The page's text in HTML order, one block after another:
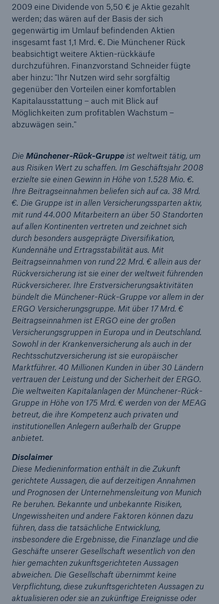
2009 eine Dividende von 5,50 € je Aktie gezahlt
werden; das wären auf der Basis der sich
gegenwärtig im Umlauf befindenden Aktien
insgesamt fast 1,1 Mrd. €. Die Münchener Rück
beabsichtigt weitere Aktien-rückkäufe
durchzuführen. Finanzvorstand Schneider fügte
aber hinzu: "Ihr Nutzen wird sehr sorgfältig
gegenüber den Vorteilen einer komfortablen
Kapitalausstattung – auch mit Blick auf
Möglichkeiten zum profitablen Wachstum –
abzuwägen sein."
Die Münchener-Rück-Gruppeist weltweit tätig, um
aus Risiken Wert zu schaffen. Im Geschäftsjahr 2008
erzielte sie einen Gewinn in Höhe von 1.528 Mio. €.
Ihre Beitragseinnahmen beliefen sich auf ca. 38 Mrd.
€. Die Gruppe ist in allen Versicherungssparten aktiv,
mit rund 44.000 Mitarbeitern an über 50 Standorten
auf allen Kontinenten vertreten und zeichnet sich
durch besonders ausgeprägte Diversifikation,
Kundennähe und Ertragsstabilität aus. Mit
Beitragseinnahmen von rund 22 Mrd. € allein aus der
Rückversicherung ist sie einer der weltweit führenden
Rückversicherer. Ihre Erstversicherungsaktivitäten
bündelt die Münchener-Rück-Gruppe vor allem in der
ERGO Versicherungsgruppe. Mit über 17 Mrd. €
Beitragseinnahmen ist ERGO eine der großen
Versicherungsgruppen in Europa und in Deutschland.
Sowohl in der Krankenversicherung als auch in der
Rechtsschutzversicherung ist sie europäischer
Marktführer. 40 Millionen Kunden in über 30 Ländern
vertrauen der Leistung und der Sicherheit der ERGO.
Die weltweiten Kapitalanlagen der Münchener-Rück-
Gruppe in Höhe von 175 Mrd. € werden von der MEAG
betreut, die ihre Kompetenz auch privaten und
institutionellen Anlegern außerhalb der Gruppe
anbietet.
Disclaimer
Diese Medieninformation enthält in die Zukunft
gerichtete Aussagen, die auf derzeitigen Annahmen
und Prognosen der Unternehmensleitung von Munich
Re beruhen. Bekannte und unbekannte Risiken,
Ungewissheiten und andere Faktoren können dazu
führen, dass die tatsächliche Entwicklung,
insbesondere die Ergebnisse, die Finanzlage und die
Geschäfte unserer Gesellschaft wesentlich von den
hier gemachten zukunftsgerichteten Aussagen
abweichen. Die Gesellschaft übernimmt keine
Verpflichtung, diese zukunftsgerichteten Aussagen zu
aktualisieren oder sie an zukünftige Ereignisse oder